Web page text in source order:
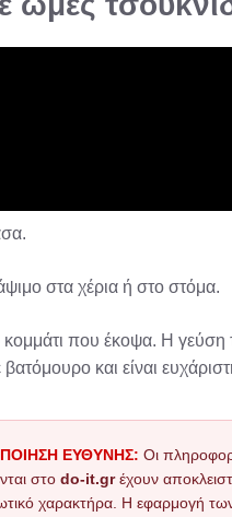
στα χέρια ή στο στόμα.
που έκοψα. Η γεύση
βατόμουρο και είναι
ΕΥΘΥΝΗΣ: Οι
στο do-it.grέχουν
χαρακτήρα. Η εφαρμογή